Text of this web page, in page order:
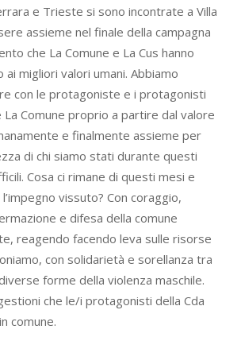
e Trieste si sono incontrate a Villa
assieme nel finale della campagna
che La Comune e La Cus hanno
migliori valori umani. Abbiamo
con le protagoniste e i protagonisti
Comune proprio a partire dal valore
e finalmente assieme per
di chi siamo stati durante questi
Cosa ci rimane di questi mesi e
vissuto? Con coraggio,
e difesa della comune
reagendo facendo leva sulle risorse
con solidarietà e sorellanza tra
forme della violenza maschile.
che le/i protagonisti della Cda
comune.